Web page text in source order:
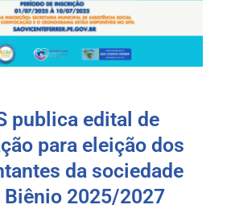
publica edital de
para eleição dos
da sociedade
2025/2027